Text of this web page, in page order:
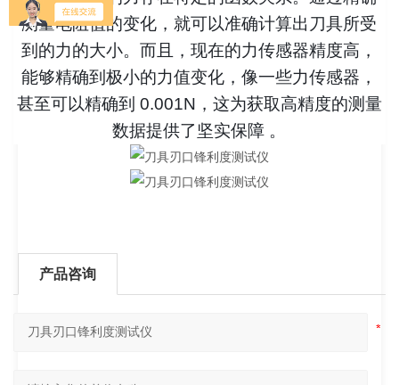
测量电阻值的变化，就可以准确计算出刀具所受
到的力的大小。而且，现在的力传感器精度高，
能够精确到极小的力值变化，像一些力传感器，
甚至可以精确到 0.001N，这为获取高精度的测量
数据提供了坚实保障 。
产品咨询